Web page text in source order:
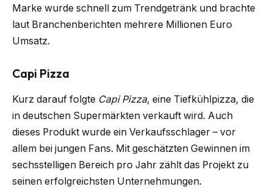
Marke wurde schnell zum Trendgetränk und brachte
laut Branchenberichten mehrere Millionen Euro
Umsatz.
Capi Pizza
Kurz darauf folgte Capi Pizza, eine Tiefkühlpizza, die
in deutschen Supermärkten verkauft wird. Auch
dieses Produkt wurde ein Verkaufsschlager – vor
allem bei jungen Fans. Mit geschätzten Gewinnen im
sechsstelligen Bereich pro Jahr zählt das Projekt zu
seinen erfolgreichsten Unternehmungen.